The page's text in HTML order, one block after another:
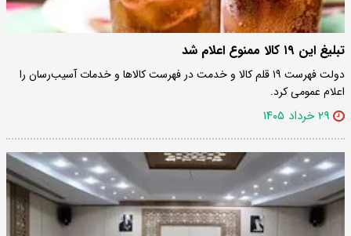
تبلیغ این ۱۹ کالا ممنوع‌ اعلام شد
دولت فهرست ۱۹ قلم کالا و خدمت در فهرست کالاها و خدمات آسیب‌رسان را
اعلام عمومی کرد.
۲۹ خرداد ۱۴۰۵